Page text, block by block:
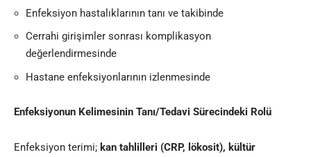
Enfeksiyon hastalıklarının tanı ve takibinde
Cerrahi girişimler sonrası komplikasyon
değerlendirmesinde
Hastane enfeksiyonlarının izlenmesinde
Enfeksiyonun Kelimesinin Tanı/Tedavi Sürecindeki Rolü
Enfeksiyon terimi; kan tahlilleri (CRP, lökosit), kültür